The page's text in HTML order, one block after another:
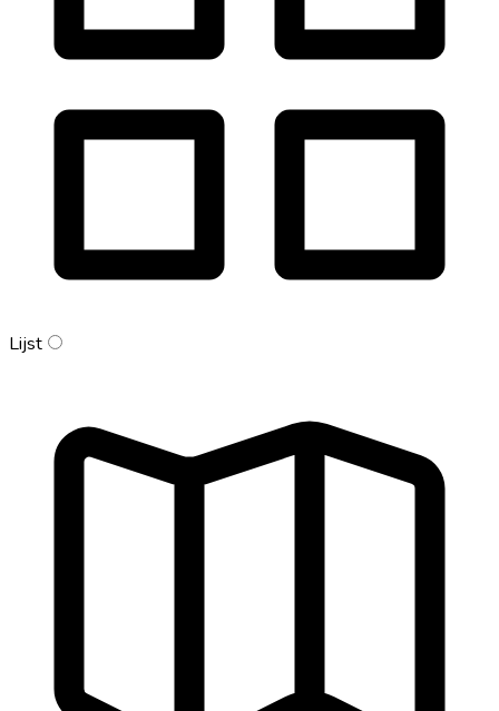
Lijst